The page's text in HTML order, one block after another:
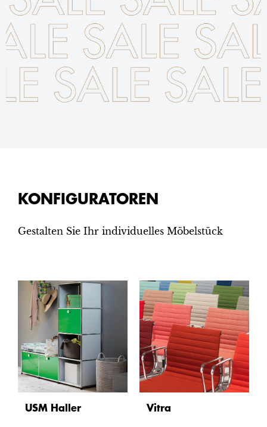
KONFIGURATOREN
Gestalten Sie Ihr individuelles Möbelstück
USM Haller Vitra